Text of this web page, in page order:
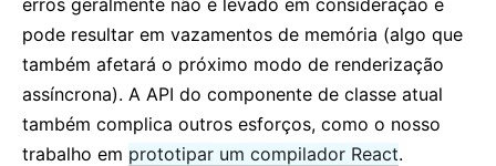
erros geralmente não é levado em consideração e
pode resultar em vazamentos de memória (algo que
também afetará o próximo modo de renderização
assíncrona). A API do componente de classe atual
também complica outros esforços, como o nosso
trabalho em prototipar um compilador React.